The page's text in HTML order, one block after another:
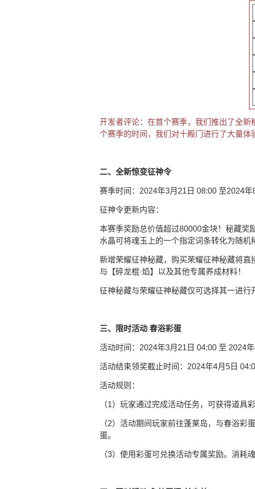
开发者评论：在首个赛季，我们推出了全新
个赛季的时间，我们对十殿门进行了大量体
二、全新惊变征神令
赛季时间：2024年3月21日 08:00 至2024年
征神令更新内容：
本赛季奖励总价值超过80000金块！秘藏奖
水晶可将魂玉上的一个指定词条转化为随机
新增荣耀征神秘藏，购买荣耀征神秘藏将直
与【碎龙棍·焰】以及其他专属养成材料！
征神秘藏与荣耀征神秘藏仅可选择其一进行
三、限时活动 春浴彩蛋
活动时间：2024年3月21日 04:00 至 2024
活动结束领奖截止时间：2024年4月5日
活动规则：
（1）玩家通过完成活动任务，可获得道具彩
（2）活动期间玩家前往蓬莱岛，与春浴
蛋。
（3）使用彩蛋可兑换活动专属奖励。消耗